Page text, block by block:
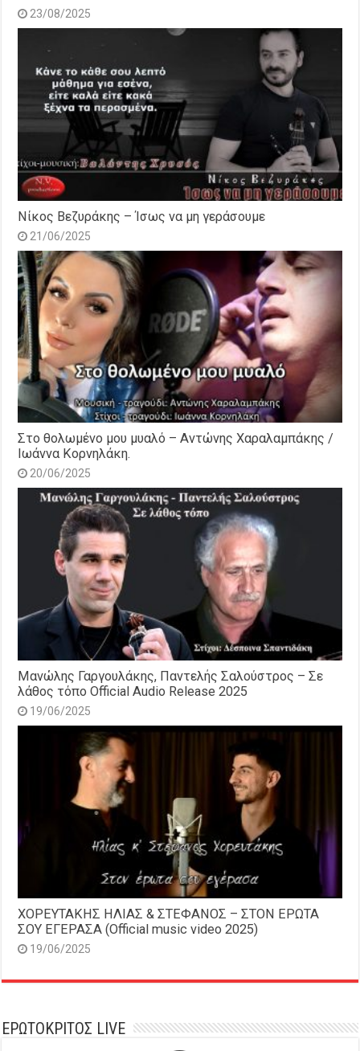
23/08/2025
Νίκος Βεζυράκης – Ίσως να μη γεράσουμε
21/06/2025
Στο θολωμένο μου μυαλό – Αντώνης Χαραλαμπάκης /
Ιωάννα Κορνηλάκη.
20/06/2025
Μανώλης Γαργουλάκης, Παντελής Σαλούστρος – Σε
λάθος τόπο Official Audio Release 2025
19/06/2025
ΧΟΡΕΥΤΑΚΗΣ ΗΛΙΑΣ & ΣΤΕΦΑΝΟΣ – ΣΤΟΝ ΕΡΩΤΑ
ΣΟΥ ΕΓΕΡΑΣΑ (Official music video 2025)
19/06/2025
ΕΡΩΤΟΚΡΙΤΟΣ LIVE